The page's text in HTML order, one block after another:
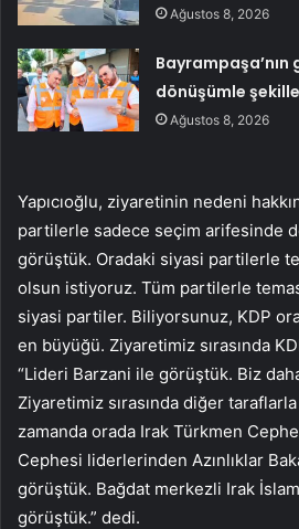
Ağustos 8, 2026
Bayrampaşa’nın
dönüşümle
Ağustos 8, 2026
Yapıcıoğlu, ziyaretinin nedeni
partilerle sadece seçim arifesinde
görüştük. Oradaki siyasi partilerle
olsun istiyoruz. Tüm partilerle
siyasi partiler. Biliyorsunuz, KDP
en büyüğü. Ziyaretimiz sırasında
“Lideri Barzani ile görüştük. Biz
Ziyaretimiz sırasında diğer
zamanda orada Irak Türkmen
Cephesi liderlerinden Azınlıklar
görüştük. Bağdat merkezli Irak
görüştük.” dedi.